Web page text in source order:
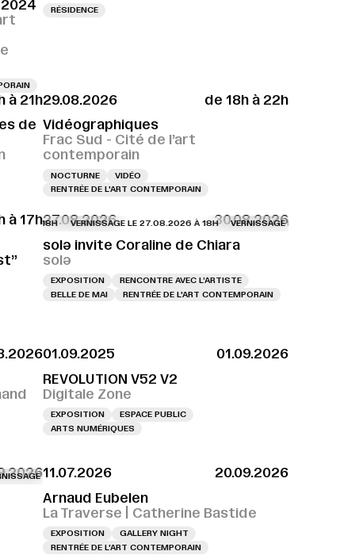
RÉSIDENCE
à 21h
de
29.08.2026
de 18h à 22h
Vidéographiques
Frac Sud - Cité de l’art
contemporain
NOCTURNE
VIDÉO
RENTRÉE DE L'ART CONTEMPORAIN
à 17h27.08.2026 30.08.2026
VERNISSAGE LE 27.08.2026 À 18H VERNISSAGE LE 27.08.2026 À 18H
solə invite Coraline de Chiara
solə
EXPOSITION
RENCONTRE AVEC L’ARTISTE
BELLE DE MAI
RENTRÉE DE L'ART CONTEMPORAIN
LE 28.08.2026 À 16H VERNISSAGE LE 28.08.2026 À 16H
01.09.2025
01.09.2026
REVOLUTION V52 V2
Digitale Zone
EXPOSITION
ESPACE PUBLIC
ARTS NUMÉRIQUES
LE 27.08.2026 À 18H VERNISSAGE LE 27.08.2026 À 18H VERNISSAGE
11.07.2026
20.09.2026
Arnaud Eubelen
La Traverse | Catherine Bastide
EXPOSITION
GALLERY NIGHT
RENTRÉE DE L'ART CONTEMPORAIN